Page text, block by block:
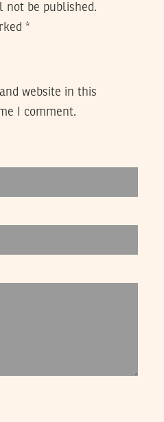
not be published.
*
website in this
I comment.